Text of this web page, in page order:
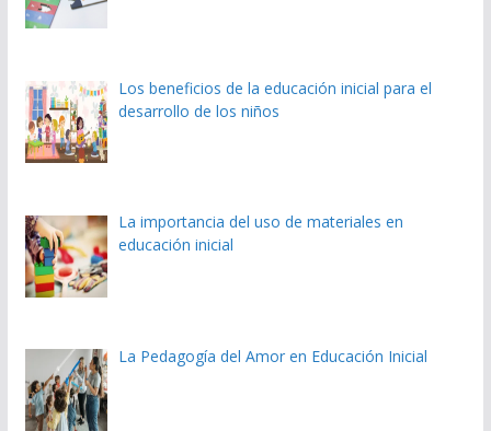
Los beneficios de la educación inicial para el
desarrollo de los niños
La importancia del uso de materiales en
educación inicial
La Pedagogía del Amor en Educación Inicial